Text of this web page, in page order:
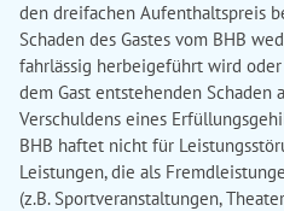
den dreifachen Aufenthaltspreis
Schaden des Gastes vom BHB
fahrlässig herbeigeführt wird
dem Gast entstehenden Schaden
Verschuldens eines
BHB haftet nicht für
Leistungen, die als
(z.B. Sportveranstaltungen,